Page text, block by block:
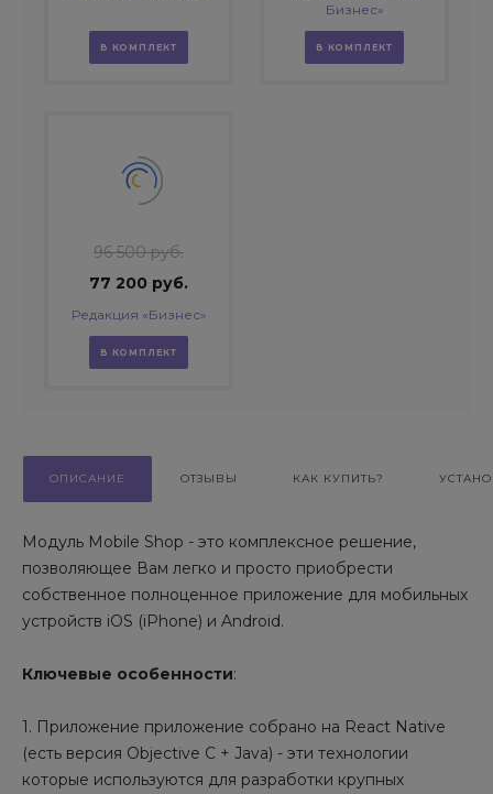
В КОМПЛЕКТ
Бизнес»
В КОМПЛЕКТ
96 500 руб.
77 200 руб.
Редакция «Бизнес»
В КОМПЛЕКТ
ОПИСАНИЕ ОТЗЫВЫ КАК КУПИТЬ?
Модуль Mobile Shop - это комплексное решение,
позволяющее Вам легко и просто приобрести
собственное полноценное приложение для мобильных
устройств iOS (iPhone) и Android.
Ключевые особенности:
1. Приложение приложение собрано на React Native
(есть версия Objective С + Java) - эти технологии
которые используются для разработки крупных